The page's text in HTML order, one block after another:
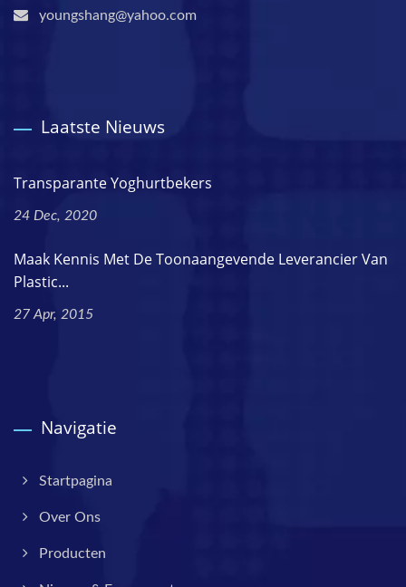
youngshang@yahoo.com
Laatste Nieuws
Transparante Yoghurtbekers
24 Dec, 2020
Maak Kennis Met De Toonaangevende Leverancier Van
Plastic...
27 Apr, 2015
Navigatie
Startpagina
Over Ons
Producten